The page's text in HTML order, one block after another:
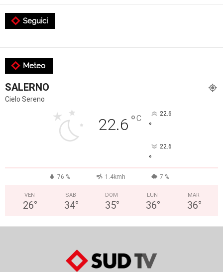
Seguici
Meteo
SALERNO
Cielo Sereno
22.6 °C 22.6
°
22.6
°
76 % 1.4kmh 7 %
VEN
26°
SAB
34°
DOM
35°
LUN
36°
MAR
36°